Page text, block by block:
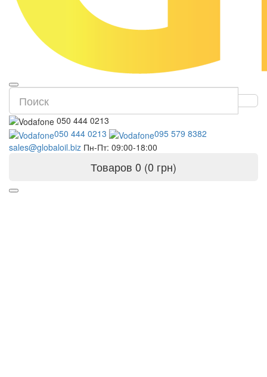
050 444 0213
050 444 0213
095 579 8382
sales@globaloil.biz Пн-Пт: 09:00-18:00
Товаров 0 (0 грн)